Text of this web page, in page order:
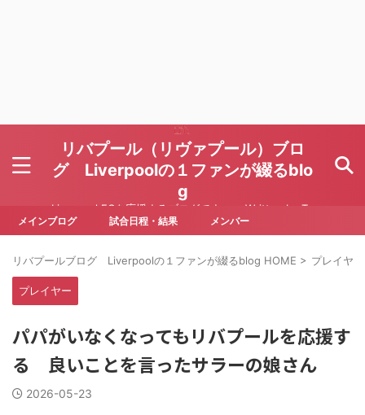
リバプール（リヴァプール）ブロ
グ Liverpoolの１ファンが綴るblo
g
Liverpool FCを応援するブログです Written by To
ru Yoda
メインブログ 試合日程・結果 メンバー
リバプールブログ Liverpoolの１ファンが綴るblog HOME > プレイヤー
プレイヤー
パパがいなくなってもリバプールを応援す
る 良いことを言ったサラーの娘さん
2026-05-23